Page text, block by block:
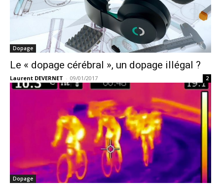
Dopage
Le « dopage cérébral », un dopage illégal ?
Laurent DEVERNET - 09/01/2017 2
Dopage